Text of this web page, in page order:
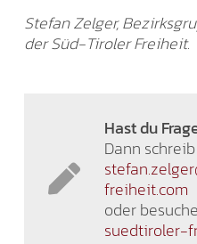
Stefan Zelger,
der Süd-Tiroler Freiheit.
Hast du
Dann
freiheit.com
oder
suedtiroler-